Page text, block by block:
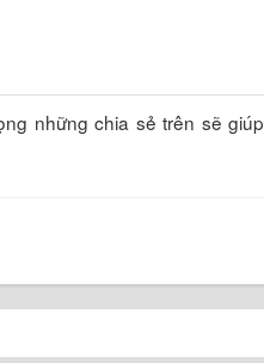
những chia sẻ trên sẽ giúp